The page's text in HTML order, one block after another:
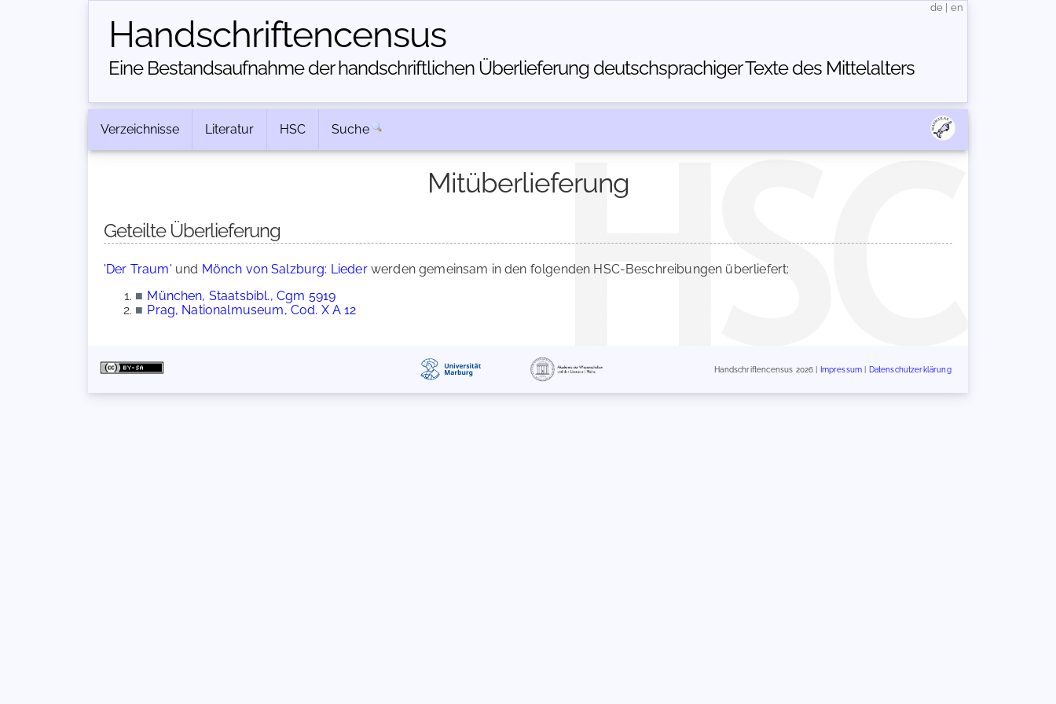
Handschriften­census
Eine Bestandsaufnahme der handschriftlichen Über­lieferung deutschsprachiger Texte des Mittelalters
de en
Verzeichnisse Literatur HSC Suche
Mitüberlieferung
Geteilte Überlieferung
'Der Traum' und Mönch von Salzburg: Liederwerden gemeinsam in den folgenden HSC-Beschreibungen überliefert:
■ München, Staatsbibl., Cgm 5919
■ Prag, Nationalmuseum, Cod. X A 12
Handschriftencensus 2026 | Impressum Datenschutzerklärung